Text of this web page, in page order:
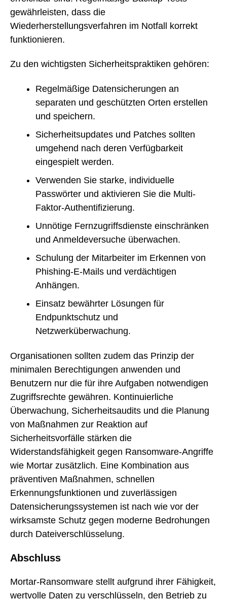
gewährleisten, dass die
Wiederherstellungsverfahren im Notfall korrekt
funktionieren.
Zu den wichtigsten Sicherheitspraktiken gehören:
Regelmäßige Datensicherungen an
separaten und geschützten Orten erstellen
und speichern.
Sicherheitsupdates und Patches sollten
umgehend nach deren Verfügbarkeit
eingespielt werden.
Verwenden Sie starke, individuelle
Passwörter und aktivieren Sie die Multi-
Faktor-Authentifizierung.
Unnötige Fernzugriffsdienste einschränken
und Anmeldeversuche überwachen.
Schulung der Mitarbeiter im Erkennen von
Phishing-E-Mails und verdächtigen
Anhängen.
Einsatz bewährter Lösungen für
Endpunktschutz und
Netzwerküberwachung.
Organisationen sollten zudem das Prinzip der
minimalen Berechtigungen anwenden und
Benutzern nur die für ihre Aufgaben notwendigen
Zugriffsrechte gewähren. Kontinuierliche
Überwachung, Sicherheitsaudits und die Planung
von Maßnahmen zur Reaktion auf
Sicherheitsvorfälle stärken die
Widerstandsfähigkeit gegen Ransomware-Angriffe
wie Mortar zusätzlich. Eine Kombination aus
präventiven Maßnahmen, schnellen
Erkennungsfunktionen und zuverlässigen
Datensicherungssystemen ist nach wie vor der
wirksamste Schutz gegen moderne Bedrohungen
durch Dateiverschlüsselung.
Abschluss
Mortar-Ransomware stellt aufgrund ihrer Fähigkeit,
wertvolle Daten zu verschlüsseln, den Betrieb zu